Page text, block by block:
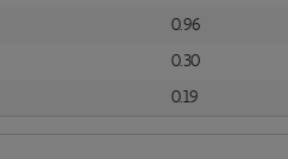
0.96
0.30
0.19